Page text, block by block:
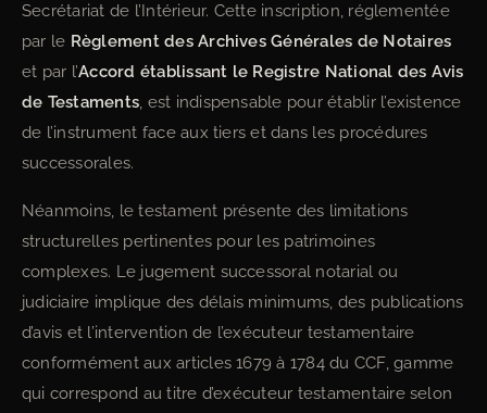
Secrétariat de l’Intérieur. Cette inscription, réglementée
par le Règlement des Archives Générales de Notaires
et par l’Accord établissant le Registre National des Avis
de Testaments, est indispensable pour établir l’existence
de l’instrument face aux tiers et dans les procédures
successorales.
Néanmoins, le testament présente des limitations
structurelles pertinentes pour les patrimoines
complexes. Le jugement successoral notarial ou
judiciaire implique des délais minimums, des publications
d’avis et l’intervention de l’exécuteur testamentaire
conformément aux articles 1679 à 1784 du CCF, gamme
qui correspond au titre d’exécuteur testamentaire selon